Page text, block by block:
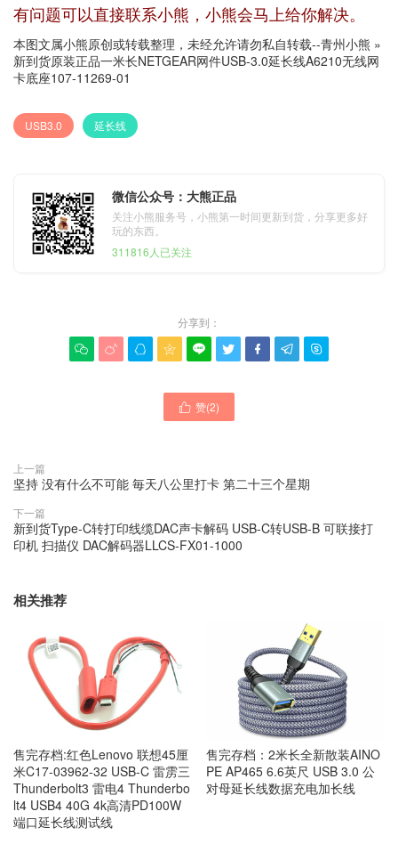
有问题可以直接联系小熊，小熊会马上给你解决。
本图文属小熊原创或转载整理，未经允许请勿私自转载--青州小熊 »
新到货原装正品一米长NETGEAR网件USB-3.0延长线A6210无线网
卡底座107-11269-01
USB3.0 延长线
微信公众号：大熊正品
关注小熊服务号，小熊第一时间更新到货，分享更多好
玩的东西。
311816人已关注
分享到：
        
 赞(2)
上一篇
坚持 没有什么不可能 毎天八公里打卡 第二十三个星期
下一篇
新到货Type-C转打印线缆DAC声卡解码 USB-C转USB-B 可联接打
印机 扫描仪 DAC解码器LLCS-FX01-1000
相关推荐
售完存档:红色Lenovo 联想45厘
米C17-03962-32 USB-C 雷雳三
Thunderbolt3 雷电4 Thunderbo
lt4 USB4 40G 4k高清PD100W
端口延长线测试线
售完存档：2米长全新散装AINO
PE AP465 6.6英尺 USB 3.0 公
对母延长线数据充电加长线